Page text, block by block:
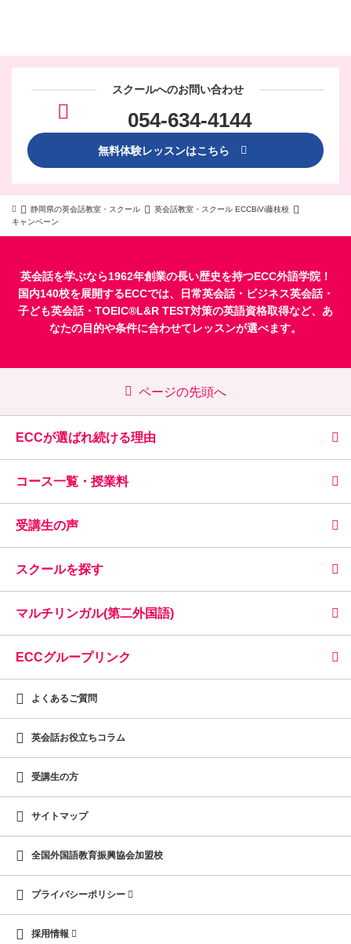
スクールへのお問い合わせ
054-634-4144
無料体験レッスンはこちら
静岡県の英会話教室・スクール
英会話教室・スクール ECCBiVi藤枝校
キャンペーン
英会話を学ぶなら1962年創業の長い歴史を持つECC外語学院！
国内140校を展開するECCでは、
日常英会話・ ビジネス英会話・
子ども英会話・ TOEIC®L&R TEST対策の英語資格取得など、あ
なたの目的や条件に合わせてレッスンが選べます。
ページの先頭へ
ECCが選ばれ続ける理由
コース一覧・授業料
受講生の声
スクールを探す
マルチリンガル(第二外国語)
ECCグループリンク
よくあるご質問
英会話お役立ちコラム
受講生の方
サイトマップ
全国外国語教育振興協会加盟校
プライバシーポリシー
採用情報